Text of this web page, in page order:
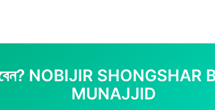
পড়বেন? NOBIJIR
MUNAJJID